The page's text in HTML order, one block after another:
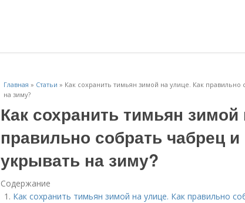
Главная » Статьи » Как сохранить тимьян зимой на улице. Как правильно
на зиму?
Как сохранить тимьян зимой
правильно собрать чабрец
укрывать на зиму?
Содержание
Как сохранить тимьян зимой на улице. Как правильно